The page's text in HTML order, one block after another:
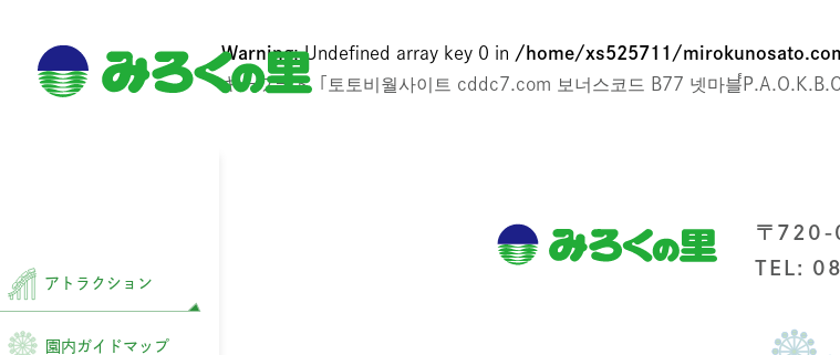
アトラクション
園内ガイドマップ
Warning: Undefined array key 0 in /home/xs525711/
キーワード「토토비월사이트 cddc7.com 보너스코드 B77 넷마블๎
〒720-
TEL: